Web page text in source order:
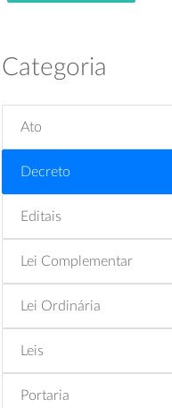
Categoria
Ato
Decreto
Editais
Lei Complementar
Lei Ordinária
Leis
Portaria